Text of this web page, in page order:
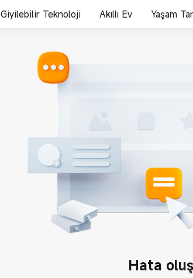
Giyilebilir Teknoloji Akıllı Ev Yaşam
Hata